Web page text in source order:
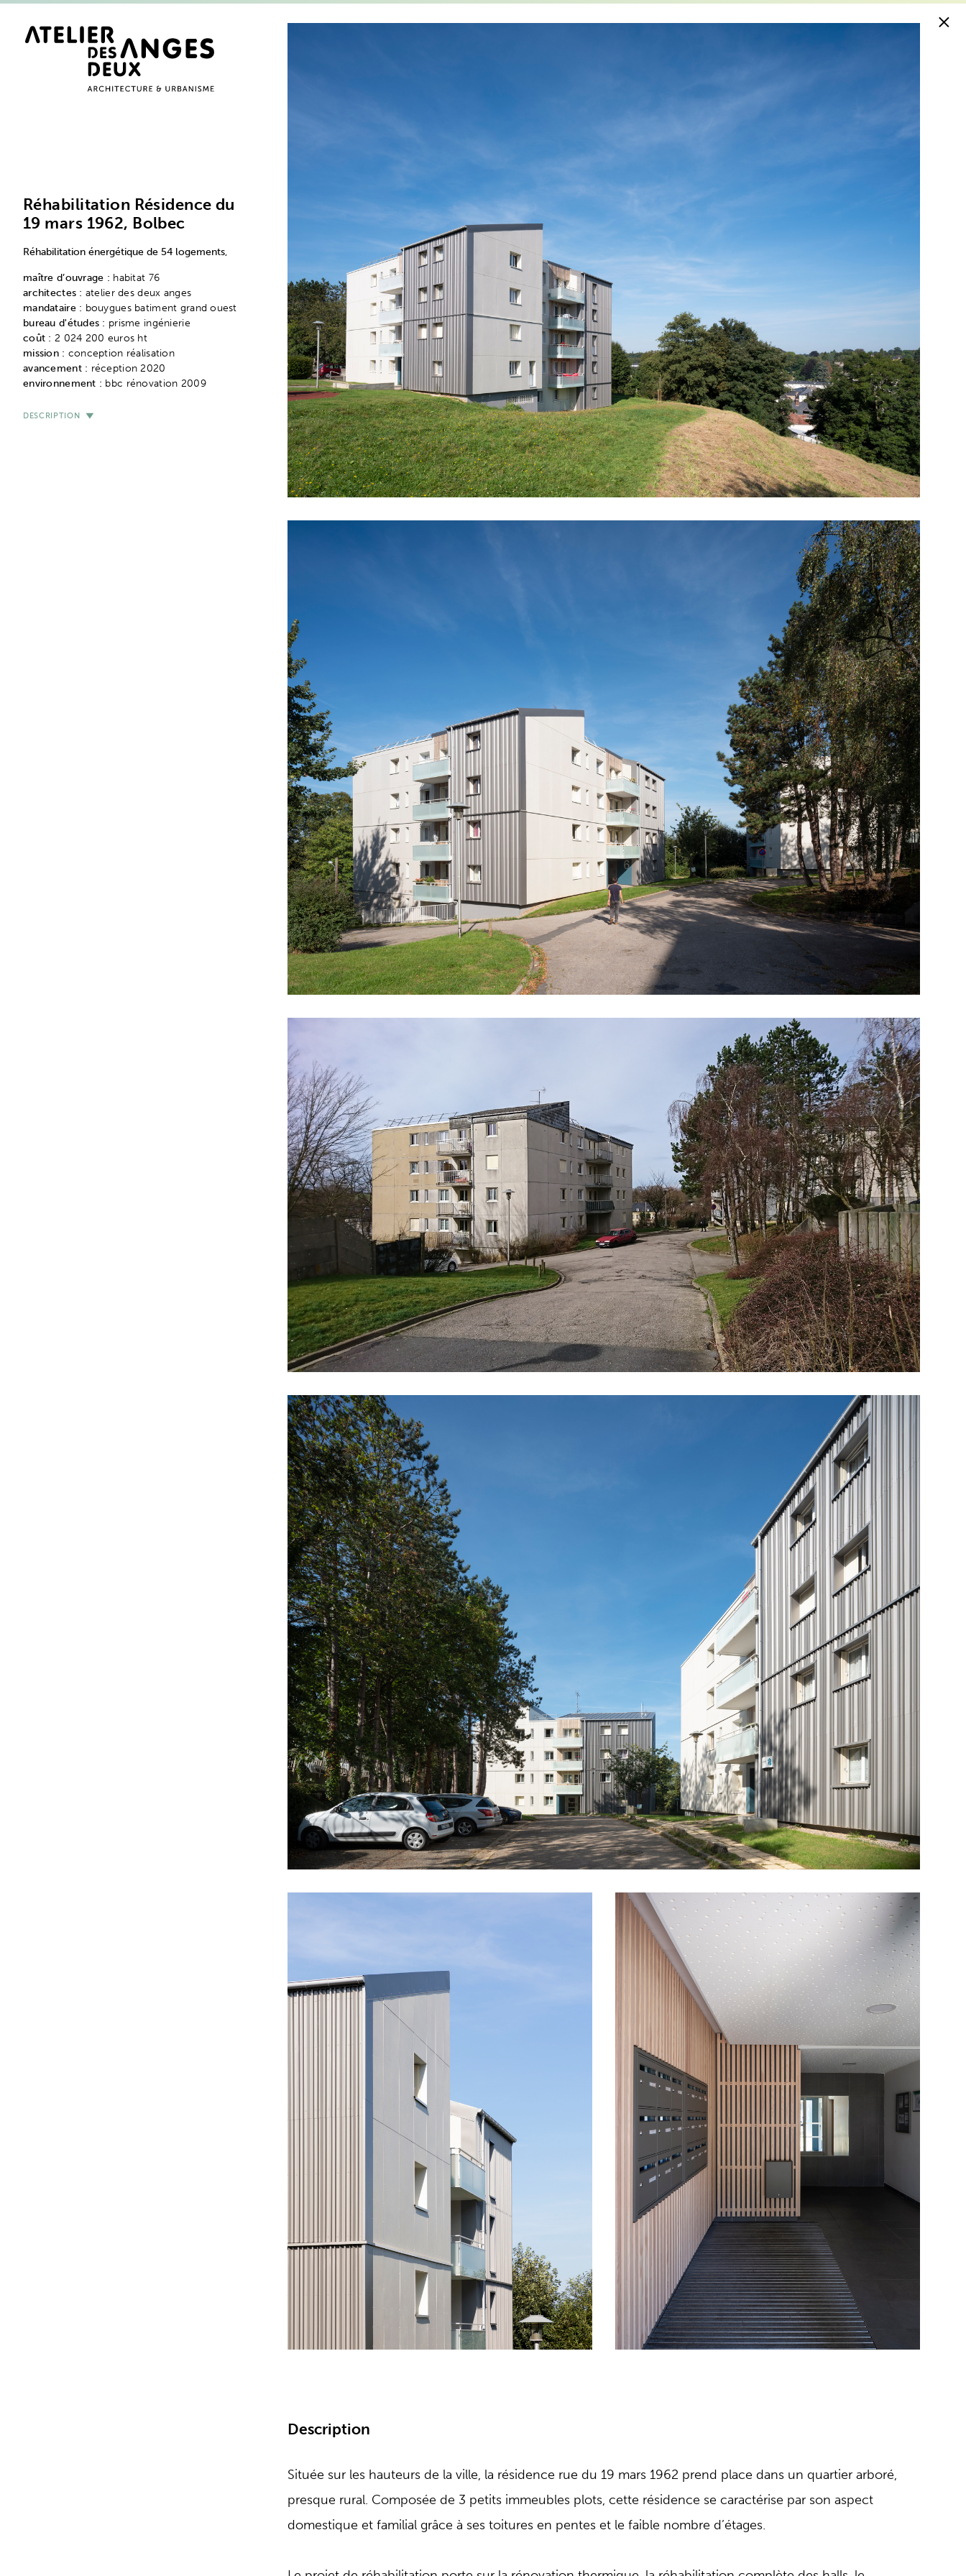
Réhabilitation Résidence du
19 mars 1962, Bolbec
Réhabilitation énergétique de 54 logements,
maître d’ouvrage : habitat 76
architectes : atelier des deux anges
mandataire : bouygues batiment grand ouest
bureau d'études : prisme ingénierie
coût : 2 024 200 euros ht
mission : conception réalisation
avancement : réception 2020
environnement : bbc rénovation 2009
DESCRIPTION
Description
Située sur les hauteurs de la ville, la résidence rue du 19 mars 1962 prend place dans un quartier arboré,
presque rural. Composée de 3 petits immeubles plots, cette résidence se caractérise par son aspect
domestique et familial grâce à ses toitures en pentes et le faible nombre d’étages.